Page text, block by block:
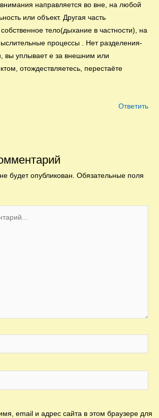
направляется во вне, на любой
или объект. Другая часть
тело(дыхание в частности), на
процессы . Нет разделения-
вы уплывает е за внешним или
отождествляетесь, перестаёте
Ответить
будет опубликован. Обязательные поля
email и адрес сайта в этом браузере для